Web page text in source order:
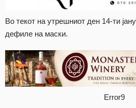
Во текот на утрешниот ден 14-ти
дефиле на маски.
Error9